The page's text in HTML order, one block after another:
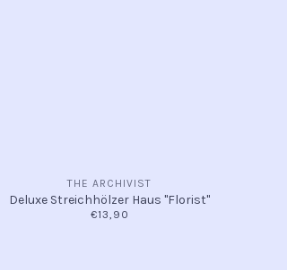
THE ARCHIVIST
Deluxe Streichhölzer Haus "Florist"
€13,90